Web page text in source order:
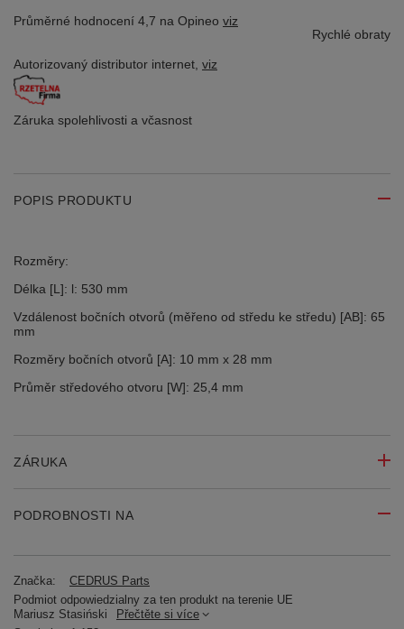
Průměrné hodnocení 4,7 na Opineo viz
Rychlé obraty
Autorizovaný distributor internet, viz
Záruka spolehlivosti a včasnost
POPIS PRODUKTU
Rozměry:
Délka [L]: l: 530 mm
Vzdálenost bočních otvorů (měřeno od středu ke středu) [AB]: 65
mm
Rozměry bočních otvorů [A]: 10 mm x 28 mm
Průměr středového otvoru [W]: 25,4 mm
ZÁRUKA
PODROBNOSTI NA
Značka:
CEDRUS Parts
Podmiot odpowiedzialny za ten produkt na terenie UE
Mariusz Stasiński
Přečtěte si více